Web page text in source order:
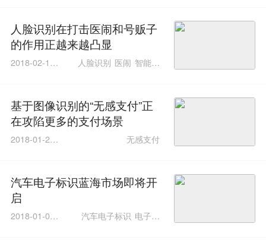
人脸识别在打击医闹和号贩子
的作用正越来越凸显
2018-02-11 0
人脸识别 医闹 智能安
基于图像识别的“无感支付”正
在攻陷更多的支付场景
2018-01-25 1
无感支付
汽车电子标识蓝海市场即将开
启
2018-01-03 1
汽车电子标识 电子标